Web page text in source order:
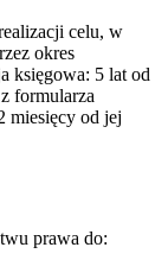
celu, w
okres
księgowa: 5 lat od
formularza
miesięcy od jej
prawa do: